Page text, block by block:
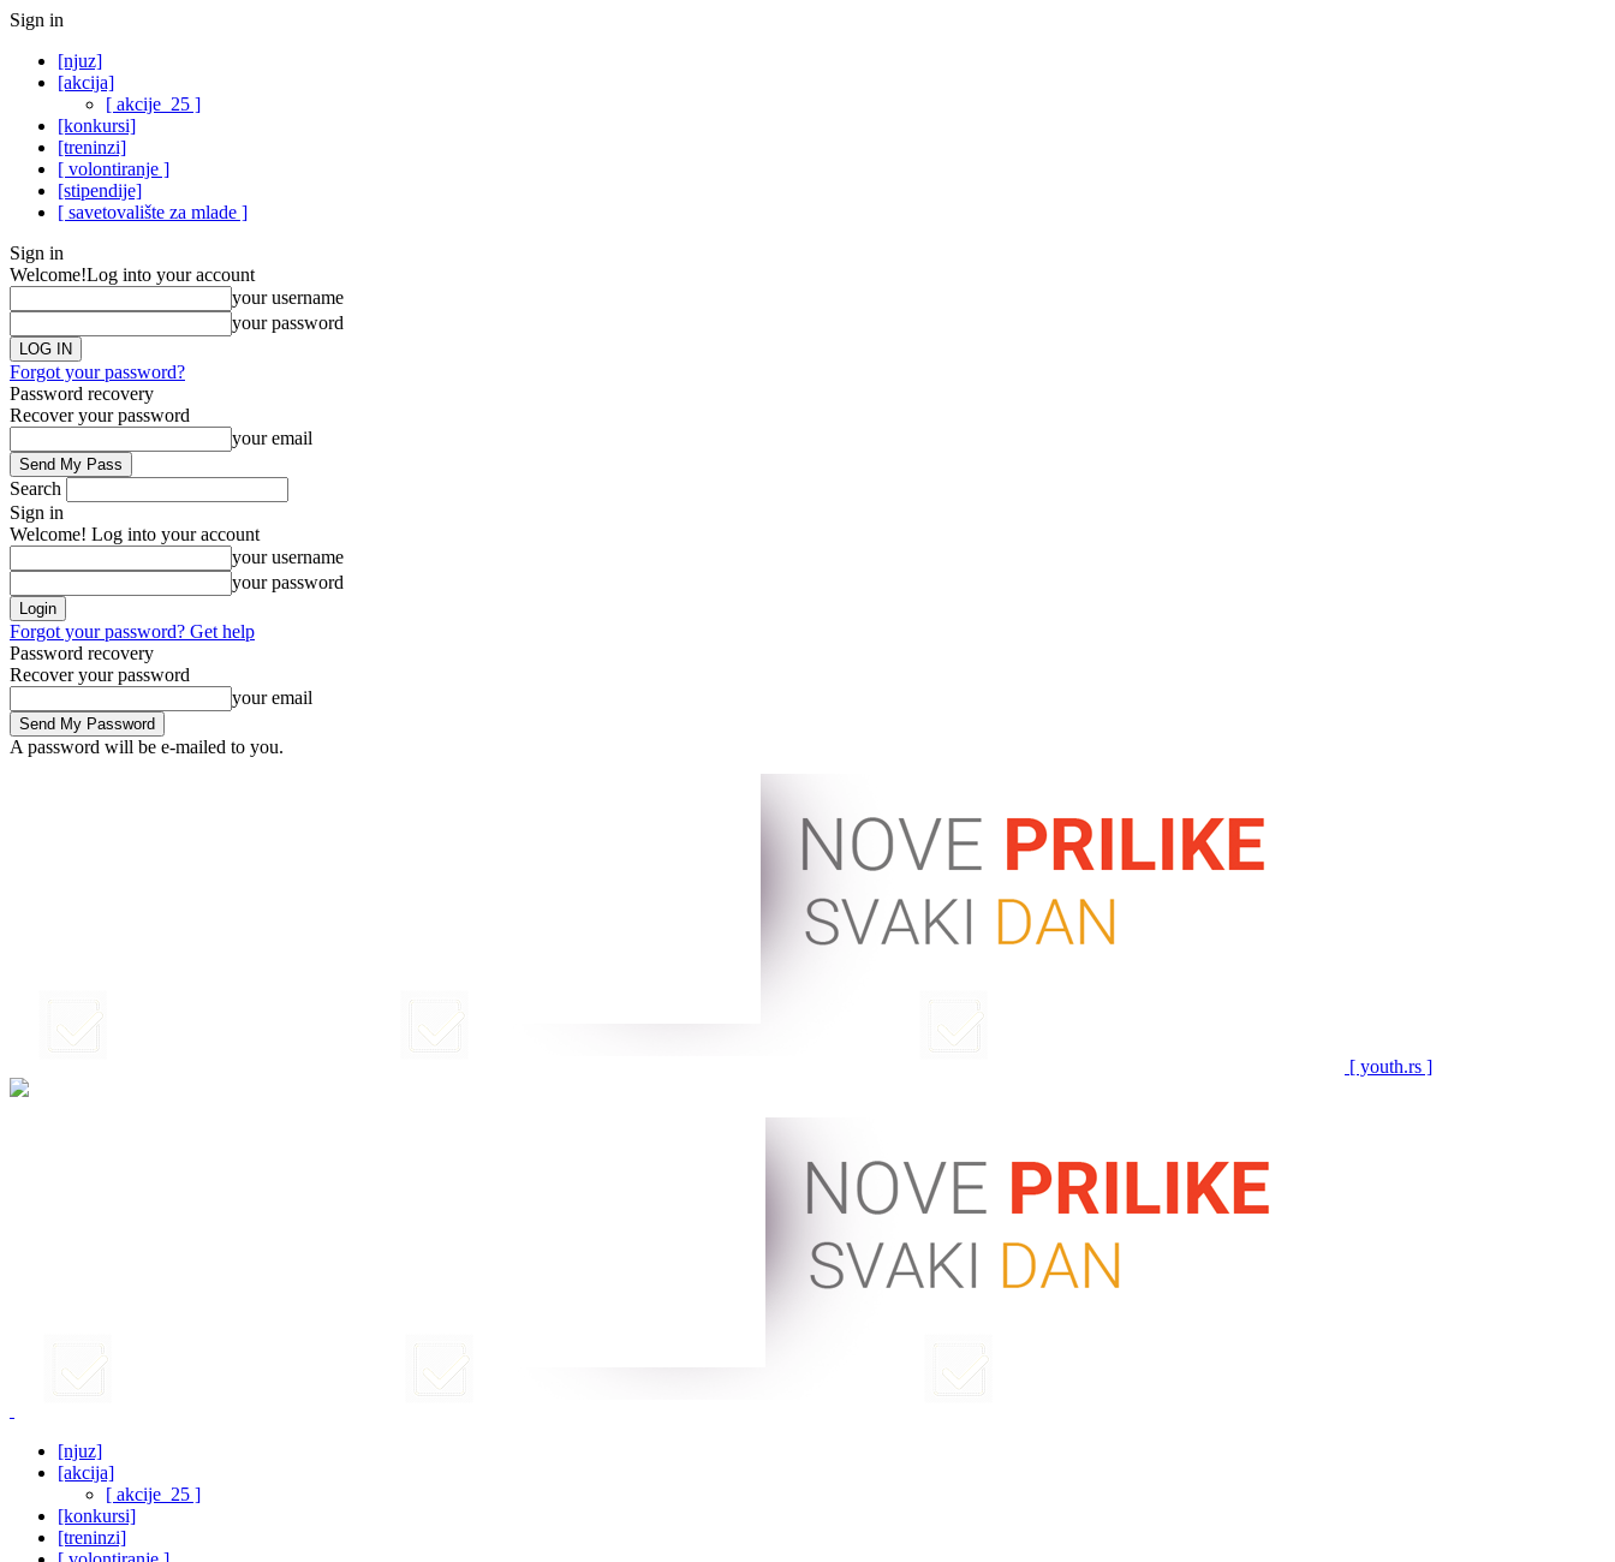
Sign in
[njuz]
[akcija]
[ akcije_25 ]
[konkursi]
[treninzi]
[ volontiranje ]
[stipendije]
[ savetovalište za mlade ]
Sign in
Welcome!Log into your account
your username
your password
Forgot your password?
Password recovery
Recover your password
your email
Search
Sign in
Welcome! Log into your account
your username
your password
Forgot your password? Get help
Password recovery
Recover your password
your email
A password will be e-mailed to you.
[ youth.rs ]
[njuz]
[akcija]
[ akcije_25 ]
[konkursi]
[treninzi]